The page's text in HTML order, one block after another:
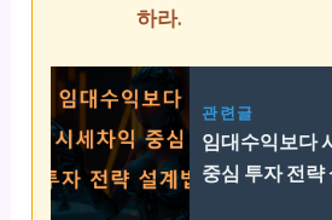
하라.
관련글
임대수익보다
중심 투자 전략